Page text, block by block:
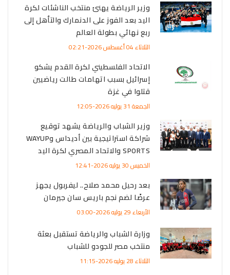
وزير الرياضة يهنئ منتخب الناشئات لكرة
اليد بعد الفوز على الدنمارك والتأهل إلى
ربع نهائي بطولة العالم
الثلاثاء 04 أغسطس 2026-02:21
الاتحاد الفلسطيني لكرة القدم يشكو
إسرائيل بسبب اتهامات طالت رياضيين
قتلوا في غزة
الجمعة 31 يوليه 2026-12:05
وزير الشباب والرياضة يشهد توقيع
شراكة استراتيجية بين أديداس وWAYUP
SPORTS والاتحاد المصري لكرة اليد
الخميس 30 يوليه 2026-12:41
بعد رحيل محمد صلاح.. ليفربول يجهز
عرضًا لضم نجم باريس سان جيرمان
الأربعاء 29 يوليه 2026-03:00
وزارة الشباب والرياضة تستقبل بعثة
منتخب مصر للجودو للشباب
الثلاثاء 28 يوليه 2026-11:15